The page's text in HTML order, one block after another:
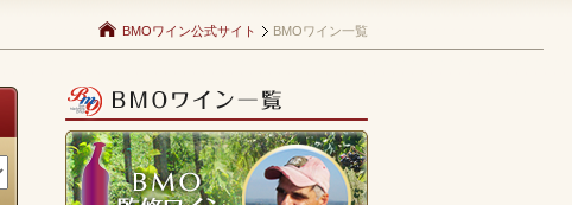
BMOワイン公式サイト BMOワイン一覧